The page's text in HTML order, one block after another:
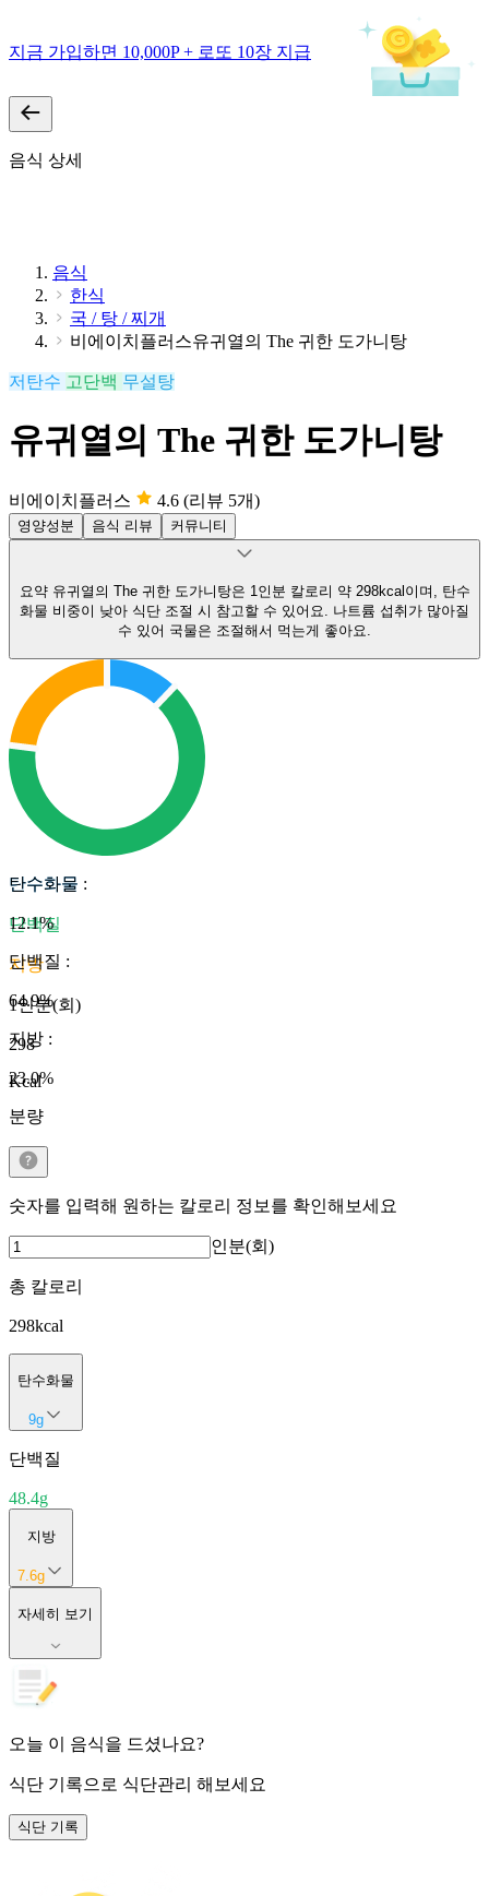
지금 가입하면 10,000P + 로또 10장 지급
음식 상세
음식
한식
국 / 탕 / 찌개
비에이치플러스유귀열의 The 귀한 도가니탕
저탄수 고단백 무설탕
유귀열의 The 귀한 도가니탕
비에이치플러스 4.6 (리뷰 5개)
영양성분 음식 리뷰 커뮤니티
요약 유귀열의 The 귀한 도가니탕은 1인분 칼로리 약 298kcal이며, 탄수
화물 비중이 낮아 식단 조절 시 참고할 수 있어요. 나트륨 섭취가 많아질
수 있어 국물은 조절해서 먹는게 좋아요.
탄수화물
단백질
지방
1인분(회)
298
Kcal
탄수화물 :
12.1%
단백질 :
64.9%
지방 :
23.0%
분량
숫자를 입력해 원하는 칼로리 정보를 확인해보세요
인분(회)
총 칼로리
298kcal
탄수화물
9g
단백질
48.4g
지방
7.6g
자세히 보기
오늘 이 음식을 드셨나요?
식단 기록으로 식단관리 해보세요
식단 기록